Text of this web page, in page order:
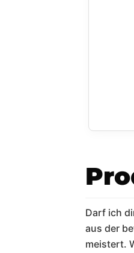
Darf ich
aus der
meistert.